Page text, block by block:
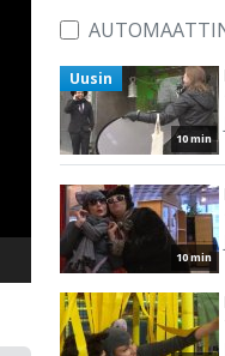
10 min
Uusin
10 min